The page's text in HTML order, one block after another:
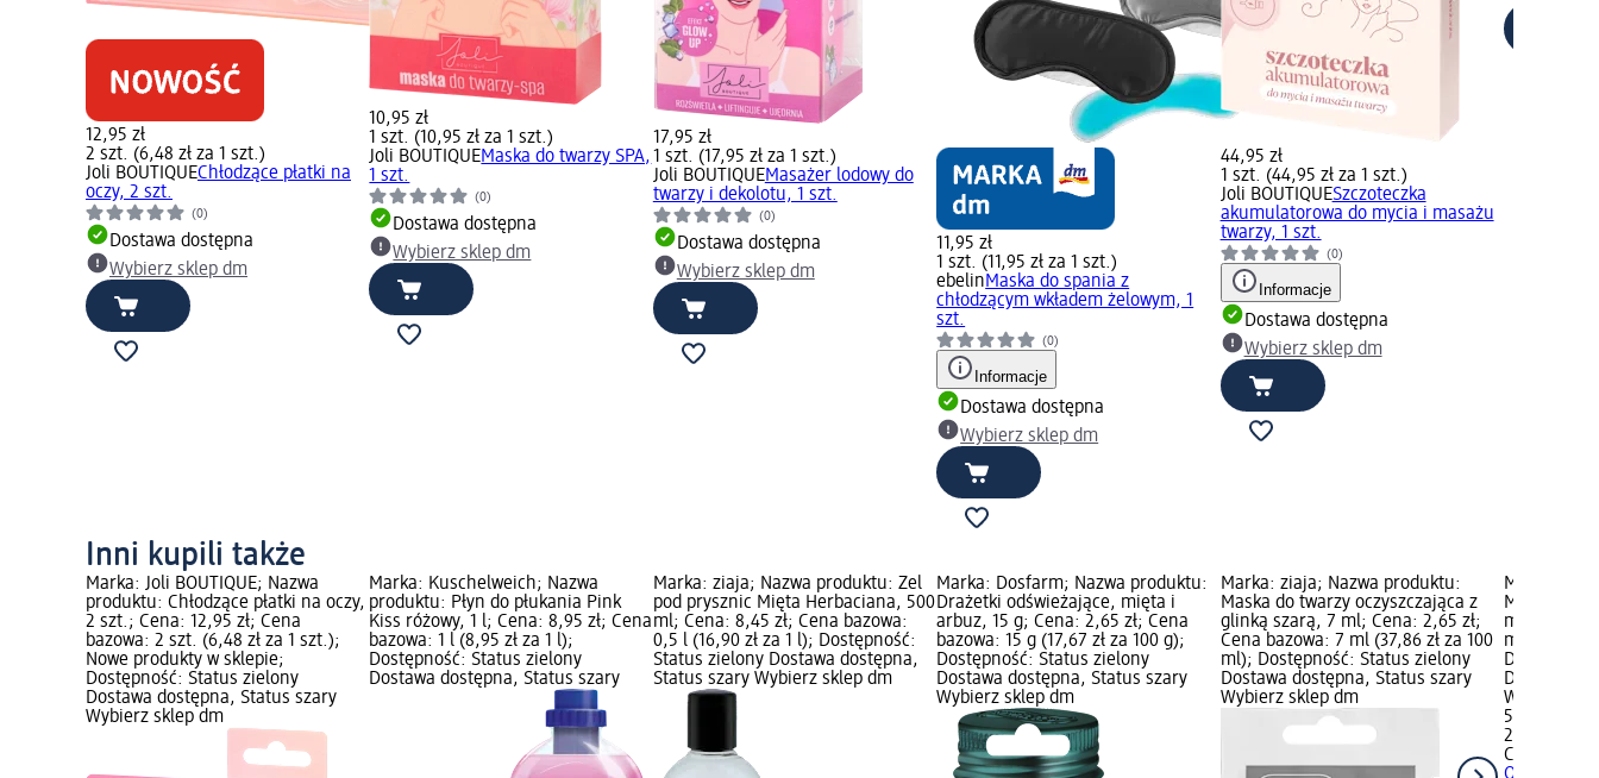
12,95 zł
2 szt. (6,48 zł za 1 szt.)
Joli BOUTIQUEChłodzące płatki na
oczy, 2 szt.
(0)
Dostawa dostępna
Wybierz sklep dm
10,95 zł
1 szt. (10,95 zł za 1 szt.)
Joli BOUTIQUEMaska do twarzy SPA,
1 szt.
(0)
Dostawa dostępna
Wybierz sklep dm
17,95 zł
1 szt. (17,95 zł za 1 szt.)
Joli BOUTIQUEMasażer lodowy do
twarzy i dekolotu, 1 szt.
(0)
Dostawa dostępna
Wybierz sklep dm
11,95 zł
1 szt. (11,95 zł za 1 szt.)
ebelinMaska do spania z
chłodzącym wkładem żelowym, 1
szt.
(0)
Informacje
Dostawa dostępna
Wybierz sklep dm
44,95 zł
1 szt. (44,95 zł za 1 szt.)
Joli BOUTIQUESzczoteczka
akumulatorowa do mycia i masażu
twarzy, 1 szt.
(0)
Informacje
Dostawa dostępna
Wybierz sklep dm
Inni kupili także
Marka: Joli BOUTIQUE; Nazwa
produktu: Chłodzące płatki na oczy,
2 szt.; Cena: 12,95 zł; Cena
bazowa: 2 szt. (6,48 zł za 1 szt.);
Nowe produkty w sklepie;
Dostępność: Status zielony
Dostawa dostępna, Status szary
Wybierz sklep dm
Marka: Kuschelweich; Nazwa
produktu: Płyn do płukania Pink
Kiss różowy, 1 l; Cena: 8,95 zł; Cena
bazowa: 1 l (8,95 zł za 1 l);
Dostępność: Status zielony
Dostawa dostępna, Status szary
Marka: ziaja; Nazwa produktu: Żel
pod prysznic Mięta Herbaciana, 500
ml; Cena: 8,45 zł; Cena bazowa:
0,5 l (16,90 zł za 1 l); Dostępność:
Status zielony Dostawa dostępna,
Status szary Wybierz sklep dm
Marka: Dosfarm; Nazwa produktu:
Drażetki odświeżające, mięta i
arbuz, 15 g; Cena: 2,65 zł; Cena
bazowa: 15 g (17,67 zł za 100 g);
Dostępność: Status zielony
Dostawa dostępna, Status szary
Wybierz sklep dm
Marka: ziaja; Nazwa produktu:
Maska do twarzy oczyszczająca z
glinką szarą, 7 ml; Cena: 2,65 zł;
Cena bazowa: 7 ml (37,86 zł za 100
ml); Dostępność: Status zielony
Dostawa dostępna, Status szary
Wybierz sklep dm
Marka:
Maska w
ml; Cena:
ml (23,26
Dostawa
Wybierz
5,35 zł
23 ml
Conny
Q10, 23 ml